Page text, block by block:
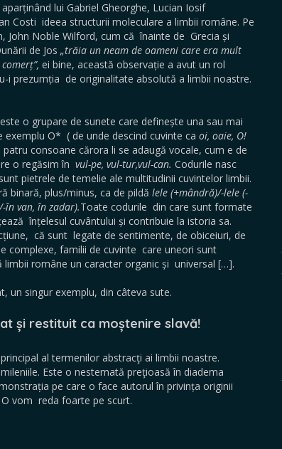
lui Gabriel Gheorghe, Lucian Iosif
Costi ideea structurii moleculare a limbii române. Pe
John Noble Wilford, cum că înainte de Grecia și
de Jos „trăia un neam de oameni care era mult
ei bine, această observație a avut un rol
i prezumția de originalitate absolută a limbii noastre.
o grupare de sunete care definește una sau mai
O* ( de unde descind cuvinte ca oi, oaie, O!
consoane cărora li se adaugă vocale, cum e de
o regăsim în vul-pe, vul-tur,vul-can. Codurile nasc
pietrele de temelie ale multitudinii cuvintelor limbii.
binară, plus/minus, ca de pildă lele (+mândră)/-lele (-
în van, în zadar).Toate codurile din care sunt formate
înțelesul cuvântului și contribuie la istoria sa.
că sunt legate de sentimente, de obiceiuri, de
complexe, familii de cuvinte care uneori sunt
române un caracter organic și universal […].
un singur exemplu, din câteva sute.
și restituit ca moștenire slavă!
al termenilor abstracţi ai limbii noastre.
Este o nestemată preţioasă în diadema
pe care o face autorul în privința originii
vom reda foarte pe scurt.